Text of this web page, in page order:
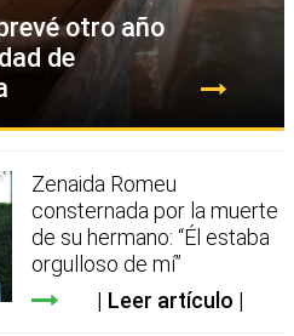
otro año
de
Zenaida Romeu
consternada por la muerte
de su hermano: “Él estaba
orgulloso de mí”
Leer artículo